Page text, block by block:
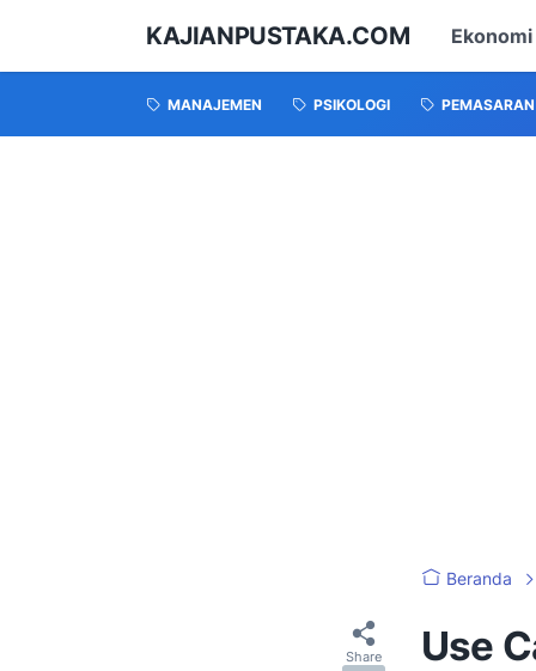
KAJIANPUSTAKA.COM Ekonomi
MANAJEMEN PSIKOLOGI PEMASARAN
Beranda
Use